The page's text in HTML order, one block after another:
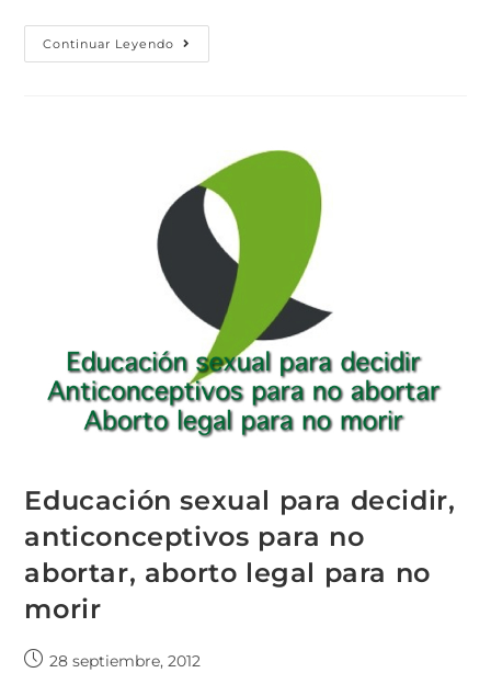
Continuar Leyendo
Educación sexual para decidir,
anticonceptivos para no
abortar, aborto legal para no
morir
28 septiembre, 2012